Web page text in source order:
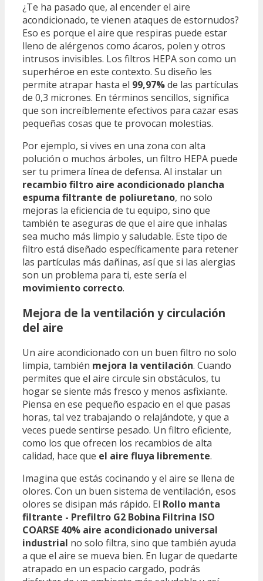
¿Te ha pasado que, al encender el aire
acondicionado, te vienen ataques de estornudos?
Eso es porque el aire que respiras puede estar
lleno de alérgenos como ácaros, polen y otros
intrusos invisibles. Los filtros HEPA son como un
superhéroe en este contexto. Su diseño les
permite atrapar hasta el 99,97%de las partículas
de 0,3 micrones. En términos sencillos, significa
que son increíblemente efectivos para cazar esas
pequeñas cosas que te provocan molestias.
Por ejemplo, si vives en una zona con alta
polución o muchos árboles, un filtro HEPA puede
ser tu primera línea de defensa. Al instalar un
recambio filtro aire acondicionado plancha
espuma filtrante de poliuretano, no solo
mejoras la eficiencia de tu equipo, sino que
también te aseguras de que el aire que inhalas
sea mucho más limpio y saludable. Este tipo de
filtro está diseñado específicamente para retener
las partículas más dañinas, así que si las alergias
son un problema para ti, este sería el
movimiento correcto.
Mejora de la ventilación y circulación
del aire
Un aire acondicionado con un buen filtro no solo
limpia, también mejora la ventilación. Cuando
permites que el aire circule sin obstáculos, tu
hogar se siente más fresco y menos asfixiante.
Piensa en ese pequeño espacio en el que pasas
horas, tal vez trabajando o relajándote, y que a
veces puede sentirse pesado. Un filtro eficiente,
como los que ofrecen los recambios de alta
calidad, hace que el aire fluya libremente.
Imagina que estás cocinando y el aire se llena de
olores. Con un buen sistema de ventilación, esos
olores se disipan más rápido. El Rollo manta
filtrante - Prefiltro G2 Bobina Filtrina ISO
COARSE 40% aire acondicionado universal
industrial no solo filtra, sino que también ayuda
a que el aire se mueva bien. En lugar de quedarte
atrapado en un espacio cargado, podrás